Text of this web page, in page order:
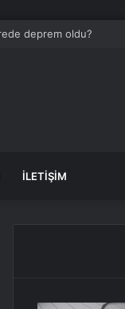
İLETIŞIM